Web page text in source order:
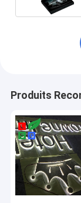
Produits